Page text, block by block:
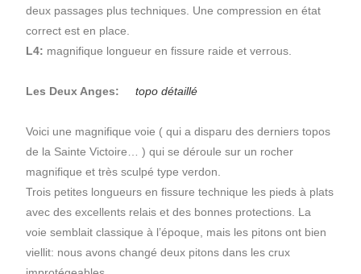
deux passages plus techniques. Une compression en état
correct est en place.
L4: magnifique longueur en fissure raide et verrous.
Les Deux Anges:topo détaillé
Voici une magnifique voie ( qui a disparu des derniers topos
de la Sainte Victoire… ) qui se déroule sur un rocher
magnifique et très sculpé type verdon.
Trois petites longueurs en fissure technique les pieds à plats
avec des excellents relais et des bonnes protections. La
voie semblait classique à l’époque, mais les pitons ont bien
viellit: nous avons changé deux pitons dans les crux